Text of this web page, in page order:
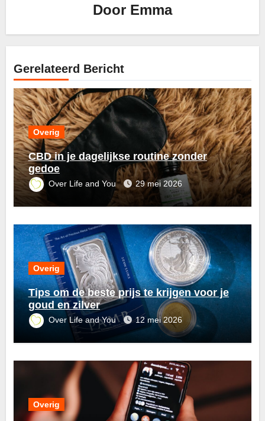
Door Emma
Gerelateerd Bericht
Overig
CBD in je dagelijkse routine zonder
gedoe
Over Life and You 29 mei 2026
Overig
Tips om de beste prijs te krijgen voor je
goud en zilver
Over Life and You 12 mei 2026
Overig